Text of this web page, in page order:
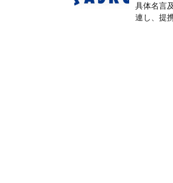
具体名言
連し、提